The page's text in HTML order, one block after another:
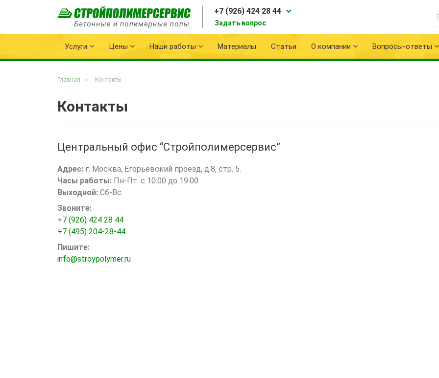
+7 (926) 424 28 44
Задать вопрос
Услуги Цены Наши работы Материалы Статьи О компании Вопросы-ответы
Главная Контакты
Контакты
Центральный офис “Стройполимерсервис”
Адрес: г. Москва, Егорьевский проезд, д.8, стр. 5.
Часы работы: Пн-Пт. с 10:00 до 19:00
Выходной: Сб-Вс.
Звоните:
+7 (926) 424 28 44
+7 (495) 204-28-44
Пишите:
info@stroypolymer.ru